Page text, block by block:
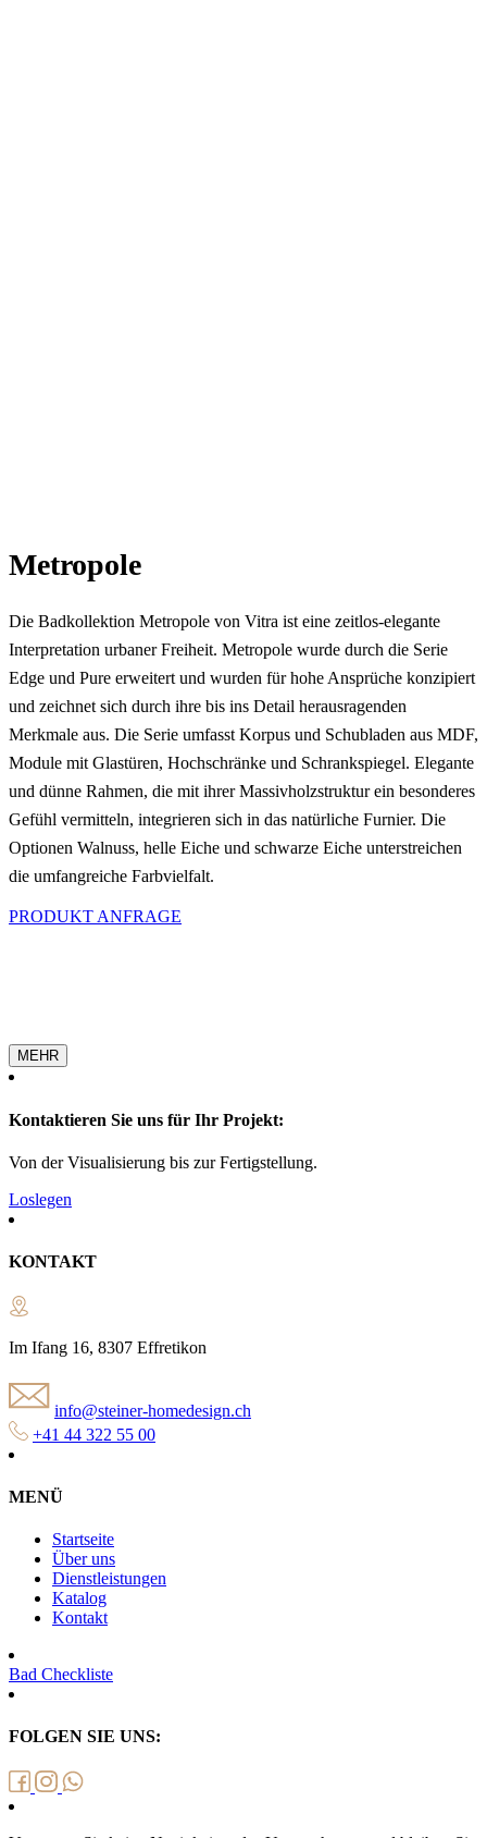
Metropole
Die Badkollektion Metropole von Vitra ist eine zeitlos-elegante
Interpretation urbaner Freiheit. Metropole wurde durch die Serie
Edge und Pure erweitert und wurden für hohe Ansprüche konzipiert
und zeichnet sich durch ihre bis ins Detail herausragenden
Merkmale aus. Die Serie umfasst Korpus und Schubladen aus MDF,
Module mit Glastüren, Hochschränke und Schrankspiegel. Elegante
und dünne Rahmen, die mit ihrer Massivholzstruktur ein besonderes
Gefühl vermitteln, integrieren sich in das natürliche Furnier. Die
Optionen Walnuss, helle Eiche und schwarze Eiche unterstreichen
die umfangreiche Farbvielfalt.
PRODUKT ANFRAGE
MEHR
Kontaktieren Sie uns für Ihr Projekt:
Von der Visualisierung bis zur Fertigstellung.
Loslegen
KONTAKT
Im Ifang 16, 8307 Effretikon
info@steiner-homedesign.ch
+41 44 322 55 00
MENÜ
Startseite
Über uns
Dienstleistungen
Katalog
Kontakt
Bad Checkliste
FOLGEN SIE UNS: